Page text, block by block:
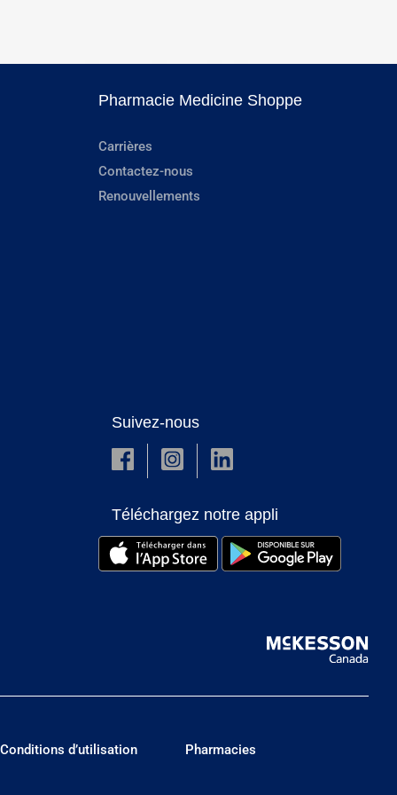
Pharmacie Medicine Shoppe
Carrières
Contactez-nous
Renouvellements
Suivez-nous
Téléchargez notre appli
Conditions d’utilisation Pharmacies